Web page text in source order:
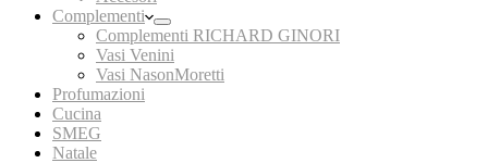
Complementi
Complementi RICHARD GINORI
Vasi Venini
Vasi NasonMoretti
Profumazioni
Cucina
SMEG
Natale